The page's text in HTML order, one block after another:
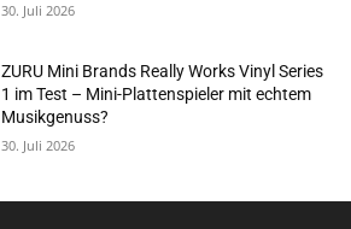
30. Juli 2026
ZURU Mini Brands Really Works Vinyl Series
1 im Test – Mini-Plattenspieler mit echtem
Musikgenuss?
30. Juli 2026